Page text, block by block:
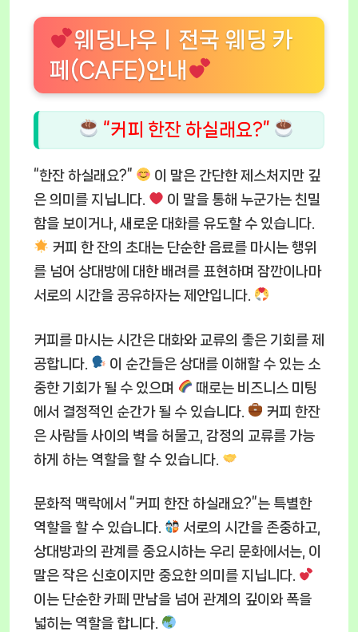
웨딩나우ㅣ전국 웨딩 카
페(CAFE)안내
“커피 한잔 하실래요?”
“한잔 하실래요?”
이 말은 간단한 제스처지만 깊
은 의미를 지닙니다.
이 말을 통해 누군가는 친밀
함을 보이거나, 새로운 대화를 유도할 수 있습니다.
커피 한 잔의 초대는 단순한 음료를 마시는 행위
를 넘어 상대방에 대한 배려를 표현하며 잠깐이나마
서로의 시간을 공유하자는 제안입니다.
커피를 마시는 시간은 대화와 교류의 좋은 기회를 제
공합니다.
이 순간들은 상대를 이해할 수 있는 소
중한 기회가 될 수 있으며
때로는 비즈니스 미팅
에서 결정적인 순간가 될 수 있습니다.
커피 한잔
은 사람들 사이의 벽을 허물고, 감정의 교류를 가능
하게 하는 역할을 할 수 있습니다.
문화적 맥락에서 “커피 한잔 하실래요?”는 특별한
역할을 할 수 있습니다.
서로의 시간을 존중하고,
상대방과의 관계를 중요시하는 우리 문화에서는, 이
말은 작은 신호이지만 중요한 의미를 지닙니다.
이는 단순한 카페 만남을 넘어 관계의 깊이와 폭을
넓히는 역할을 합니다.